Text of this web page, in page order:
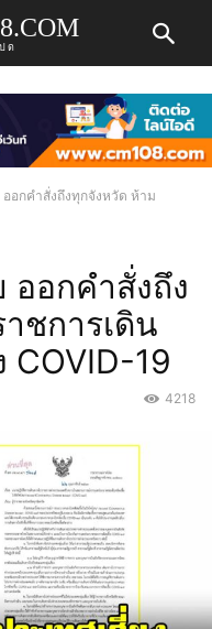
ด
อกคำสั่งถึงทุกจังหวัด ห้าม
ออกคำสั่งถึง
ชการเดิน
COVID-19
4218